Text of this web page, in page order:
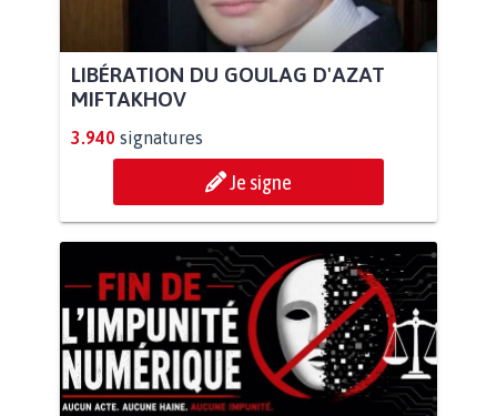
LIBÉRATION DU GOULAG D'AZAT
MIFTAKHOV
3.940 signatures
Je signe